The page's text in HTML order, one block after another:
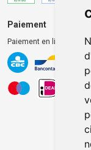
Paiement
Paiement en ligne